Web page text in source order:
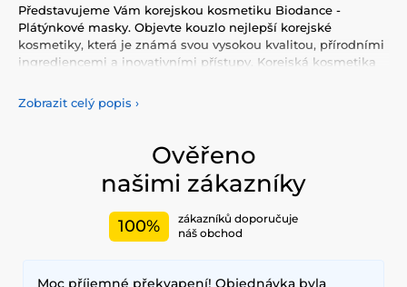
Představujeme Vám korejskou kosmetiku Biodance -
Plátýnkové masky. Objevte kouzlo nejlepší korejské
kosmetiky, která je známá svou vysokou kvalitou, přírodními
ingrediencemi a inovativními přístupy. Korejská kosmetika
Vyzkoušejte tonery, séra, esence, pleťové krémy, vše pro
odlíčení a čištění pleti. Korejská kosmetika se také
opalovacími krémy. Doporučujeme také vyzkoušet péči o
vlasy, jako jsou šampony, kondicionery, masky, oleje a další.
Nesmíme zapomenout také na dekorativní kosmetiku pro
Mezi nejčastěji používané ingredience patří šnečí extrakt,
elasticitu. Hlavními benefity korejské kosmetiky jsou
Zobrazit celý popis ›
Ověřeno
našimi zákazníky
100%
zákazníků doporučuje
náš obchod
Moc příjemné překvapení! Objednávka byla